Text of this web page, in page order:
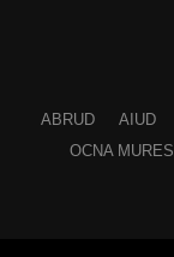
ABRUD AIUD
OCNA MURES